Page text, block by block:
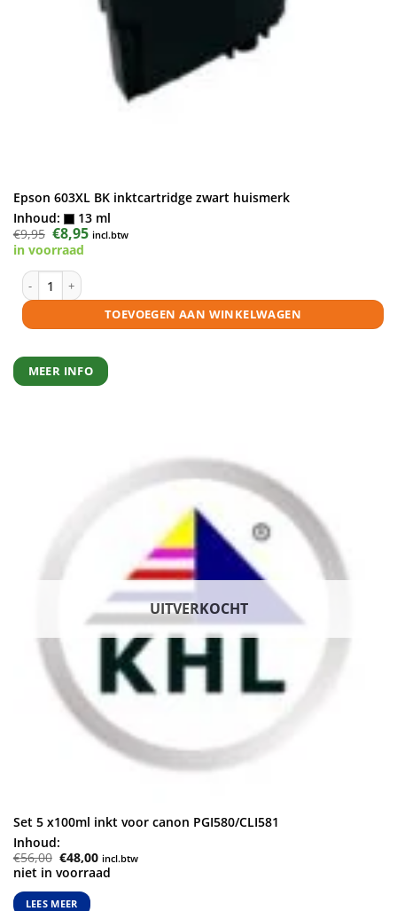
Epson 603XL BK inktcartridge zwart huismerk
Inhoud:
13 ml
€9,95 Oorspronkelijke
prijs
was:
€8,95Huidige
prijs
incl.btw
in voorraad
Epson 603XL BK inktcartridge zwart huismerk aantal
TOEVOEGEN AAN WINKELWAGEN
MEER INFO
UITVERKOCHT
Set 5 x100ml inkt voor canon PGI580/CLI581
Inhoud:
€56,00 Oorspronkelijke
prijs
was:
€56,00.
€48,00Huidige
prijs
is:
incl.btw
niet in voorraad
LEES MEER